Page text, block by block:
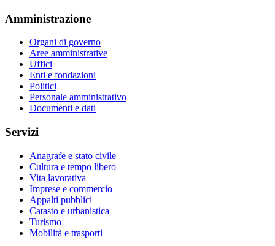
Amministrazione
Organi di governo
Aree amministrative
Uffici
Enti e fondazioni
Politici
Personale amministrativo
Documenti e dati
Servizi
Anagrafe e stato civile
Cultura e tempo libero
Vita lavorativa
Imprese e commercio
Appalti pubblici
Catasto e urbanistica
Turismo
Mobilità e trasporti